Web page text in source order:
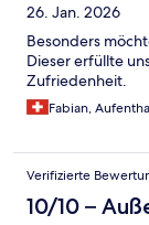
26. Jan. 2026
Besonders
Dieser erfüllte
Zufriedenheit.
Fabian,
Verifizierte
10/10 –